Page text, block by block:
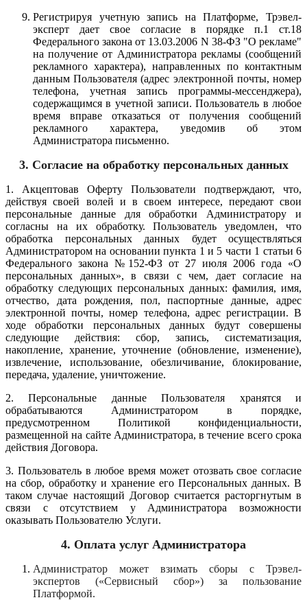
Регистрируя учетную запись на Платформе, Трэвел-
эксперт дает свое согласие в порядке п.1 ст.18
Федерального закона от 13.03.2006 N 38-ФЗ "О рекламе"
на получение от Администратора рекламы (сообщений
рекламного характера), направленных по контактным
данным Пользователя (адрес электронной почты, номер
телефона, учетная запись программы-мессенджера),
содержащимся в учетной записи. Пользователь в любое
время вправе отказаться от получения сообщений
рекламного характера, уведомив об этом
Администратора письменно.
3. Согласие на обработку персональных данных
1. Акцептовав Оферту Пользователи подтверждают, что,
действуя своей волей и в своем интересе, передают свои
персональные данные для обработки Администратору и
согласны на их обработку. Пользователь уведомлен, что
обработка персональных данных будет осуществляться
Администратором на основании пункта 1 и 5 части 1 статьи 6
Федерального закона №152-ФЗ от 27 июля 2006 года «О
персональных данных», в связи с чем, дает согласие на
обработку следующих персональных данных: фамилия, имя,
отчество, дата рождения, пол, паспортные данные, адрес
электронной почты, номер телефона, адрес регистрации. В
ходе обработки персональных данных будут совершены
следующие действия: сбор, запись, систематизация,
накопление, хранение, уточнение (обновление, изменение),
извлечение, использование, обезличивание, блокирование,
передача, удаление, уничтожение.
2. Персональные данные Пользователя хранятся и
обрабатываются Администратором в порядке,
предусмотренном Политикой конфиденциальности,
размещенной на сайте Администратора, в течение всего срока
действия Договора.
3. Пользователь в любое время может отозвать свое согласие
на сбор, обработку и хранение его Персональных данных. В
таком случае настоящий Договор считается расторгнутым в
связи с отсутствием у Администратора возможности
оказывать Пользователю Услуги.
4. Оплата услуг Администратора
Администратор может взимать сборы с Трэвел-
экспертов («Сервисный сбор») за пользование
Платформой.